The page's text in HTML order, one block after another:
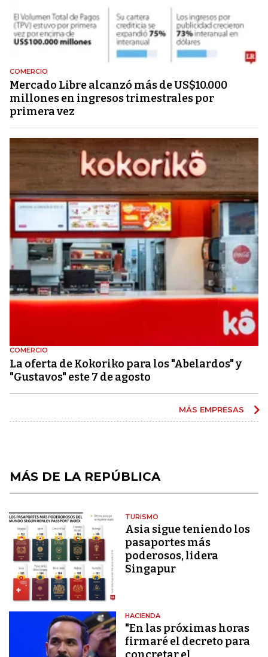
COMERCIO
Mercado Libre alcanzó más de US$10.000
millones en ingresos trimestrales por
primera vez
COMERCIO
La oferta de Kokoriko para los "Abelardos" y
"Gustavos" este 7 de agosto
MÁS EMPRESAS
MÁS DE LA REPÚBLICA
TURISMO
Asia sigue teniendo los
pasaportes más
poderosos, lidera
Singapur
HACIENDA
"En las próximas horas
firmaré el decreto para